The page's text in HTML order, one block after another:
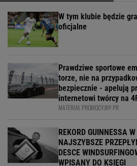
W tym klubie będzie
oficjalne
Prawdziwe sportowe
torze, nie na
bezpiecznie - apelują
internetowi twórcy na
MATERIAŁ PROMOCYJNY PR
REKORD GUINNESSA
NAJSZYBSZE
DESCE
WPISANY DO KSIĘGI